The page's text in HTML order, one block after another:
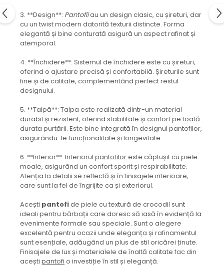
3. **Design**: Pantofiiau un design clasic, cu șireturi, dar
cu un twist modern datorită texturii distincte. Forma
elegantă și bine conturată asigură un aspect rafinat și
atemporal.
4. **Închidere**: Sistemul de închidere este cu șireturi,
oferind o ajustare precisă și confortabilă. Șireturile sunt
fine și de calitate, complementând perfect restul
designului.
5. **Talpă**: Talpa este realizată dintr-un material
durabil și rezistent, oferind stabilitate și confort pe toată
durata purtării. Este bine integrată în designul pantofilor,
asigurându-le funcționalitate și longevitate.
6. **Interior**: Interiorul pantofiloreste căptușit cu piele
moale, asigurând un confort sporit și respirabilitate.
Atenția la detalii se reflectă și în finisajele interioare,
care sunt la fel de îngrijite ca și exteriorul.
Acești pantofide piele cu textură de crocodil sunt
ideali pentru bărbații care doresc să iasă în evidență la
evenimente formale sau speciale. Sunt o alegere
excelentă pentru ocazii unde eleganța și rafinamentul
sunt esențiale, adăugând un plus de stil oricărei ținute.
Finisajele de lux și materialele de înaltă calitate fac din
acești pantofi o investiție în stil și eleganță.